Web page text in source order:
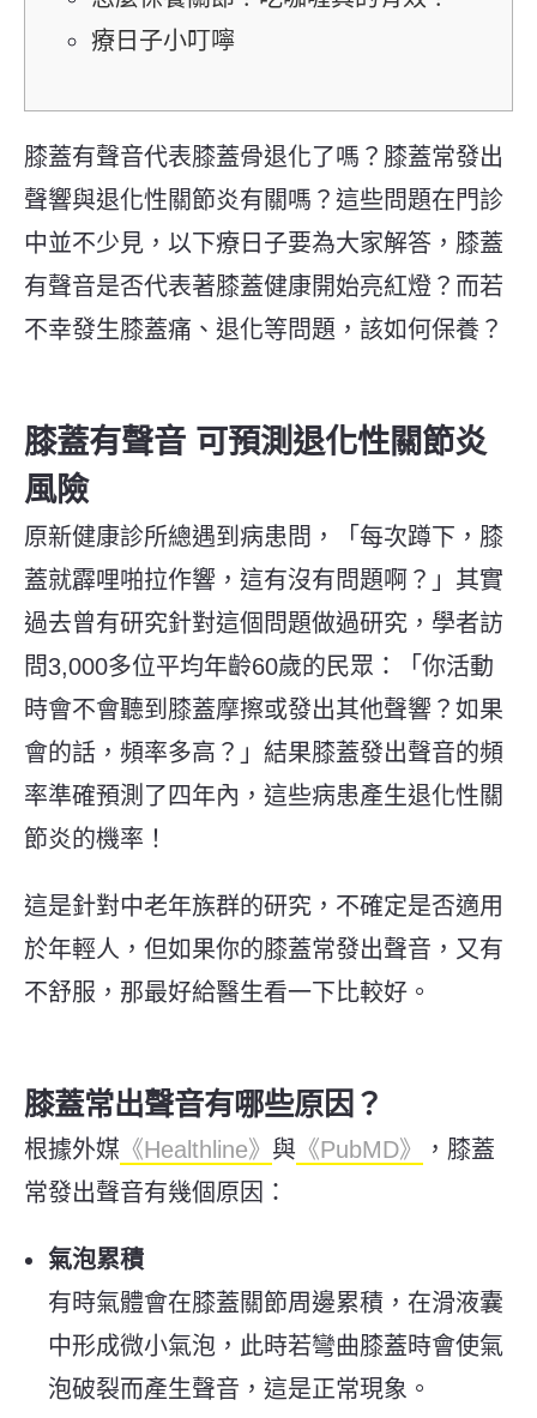
療日子小叮嚀
膝蓋有聲音代表膝蓋骨退化了嗎？膝蓋常發出
聲響與退化性關節炎有關嗎？這些問題在門診
中並不少見，以下療日子要為大家解答，膝蓋
有聲音是否代表著膝蓋健康開始亮紅燈？而若
不幸發生膝蓋痛、退化等問題，該如何保養？
膝蓋有聲音 可預測退化性關節炎
風險
原新健康診所總遇到病患問，「每次蹲下，膝
蓋就霹哩啪拉作響，這有沒有問題啊？」其實
過去曾有研究針對這個問題做過研究，學者訪
問3,000多位平均年齡60歲的民眾：「你活動
時會不會聽到膝蓋摩擦或發出其他聲響？如果
會的話，頻率多高？」結果膝蓋發出聲音的頻
率準確預測了四年內，這些病患產生退化性關
節炎的機率！
這是針對中老年族群的研究，不確定是否適用
於年輕人，但如果你的膝蓋常發出聲音，又有
不舒服，那最好給醫生看一下比較好。
膝蓋常出聲音有哪些原因？
根據外媒 《Healthline》 與 《PubMD》
，膝蓋
常發出聲音有幾個原因：
氣泡累積
有時氣體會在膝蓋關節周邊累積，在滑液囊
中形成微小氣泡，此時若彎曲膝蓋時會使氣
泡破裂而產生聲音，這是正常現象。